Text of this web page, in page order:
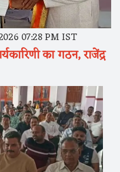
07:28 PM IST
का गठन, राजेंद्र